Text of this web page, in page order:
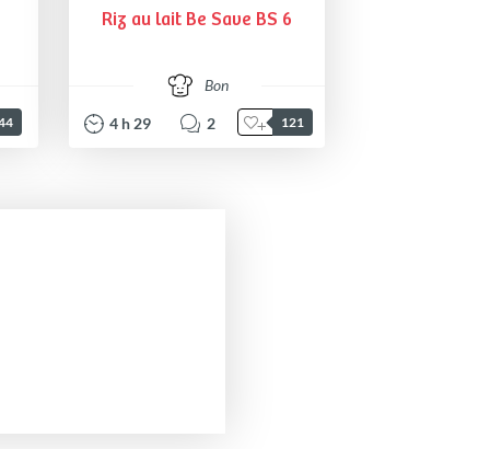
Riz au lait Be Save BS 6
Bon
4 h 29 2 121